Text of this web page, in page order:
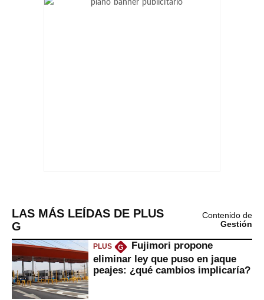
LAS MÁS LEÍDAS DE PLUS
G
Contenido de
Gestión
PLUS G
Fujimori propone
eliminar ley que puso en jaque
peajes: ¿qué cambios implicaría?